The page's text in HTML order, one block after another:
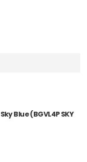
Blue (BGVL4P SKY